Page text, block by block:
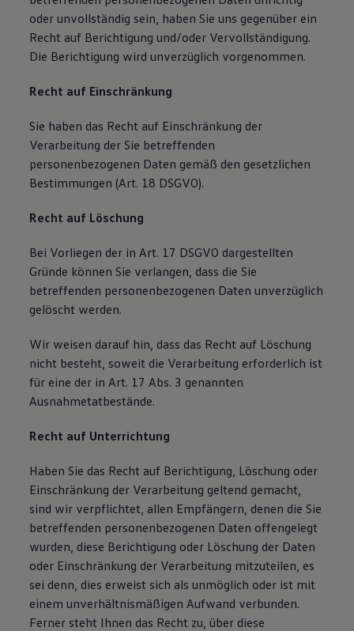
oder unvollständig sein, haben Sie uns gegenüber ein
Recht auf Berichtigung und/oder Vervollständigung.
Die Berichtigung wird unverzüglich vorgenommen.
Recht auf Einschränkung
Sie haben das Recht auf Einschränkung der
Verarbeitung der Sie betreffenden
personenbezogenen Daten gemäß den gesetzlichen
Bestimmungen (Art. 18 DSGVO).
Recht auf Löschung
Bei Vorliegen der in Art. 17 DSGVO dargestellten
Gründe können Sie verlangen, dass die Sie
betreffenden personenbezogenen Daten unverzüglich
gelöscht werden.
Wir weisen darauf hin, dass das Recht auf Löschung
nicht besteht, soweit die Verarbeitung erforderlich ist
für eine der in Art. 17 Abs. 3 genannten
Ausnahmetatbestände.
Recht auf Unterrichtung
Haben Sie das Recht auf Berichtigung, Löschung oder
Einschränkung der Verarbeitung geltend gemacht,
sind wir verpflichtet, allen Empfängern, denen die Sie
betreffenden personenbezogenen Daten offengelegt
wurden, diese Berichtigung oder Löschung der Daten
oder Einschränkung der Verarbeitung mitzuteilen, es
sei denn, dies erweist sich als unmöglich oder ist mit
einem unverhältnismäßigen Aufwand verbunden.
Ferner steht Ihnen das Recht zu, über diese